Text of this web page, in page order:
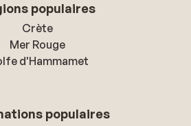
populaires
Crète
Mer Rouge
d'Hammamet
populaires